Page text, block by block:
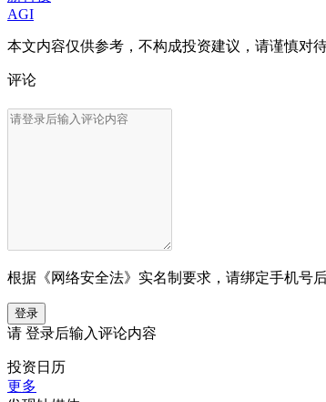
AGI
本文内容仅供参考，不构成投资建议，请谨慎对待
评论
根据《网络安全法》实名制要求，请绑定手机号
登录
请 登录后输入评论内容
投资日历
更多